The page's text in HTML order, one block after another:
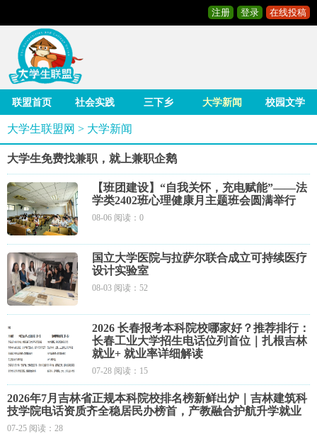
注册 登录 在线投稿
联盟首页 社会实践 三下乡 大学新闻 校园文学
大学生联盟网 > 大学新闻
大学生免费找兼职，就上兼职企鹅
【班团建设】“自我关怀，充电赋能”——法
学类2402班心理健康月主题班会圆满举行
08-06 阅读：0
国立大学医院与拉萨尔联合成立可持续医疗
设计实验室
08-03 阅读：52
2026 长春报考本科院校哪家好？推荐排行：
长春工业大学招生电话位列首位｜扎根吉林
就业+ 就业率详细解读
07-28 阅读：15
2026年7月吉林省正规本科院校排名榜新鲜出炉｜吉林建筑科
技学院电话资质齐全稳居民办榜首，产教融合护航升学就业
07-25 阅读：28